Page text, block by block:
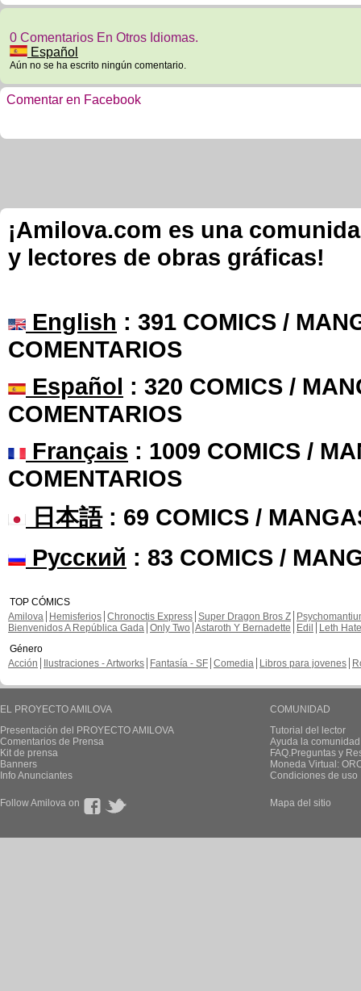
0 Comentarios En Otros Idiomas.
Español
Aún no se ha escrito ningún comentario.
Comentar en Facebook
¡Amilova.com es una
y lectores de obras gráficas!
English : 391 COMICS /
COMENTARIOS
Español : 320 COMICS /
COMENTARIOS
Français : 1009 COMICS /
COMENTARIOS
日本語: 69 COMICS /
Русский : 83 COMICS /
TOP CÓMICS
Amilova
Hemisferios Chronoctis Express Super Dragon Bros Z
Bienvenidos A República Gada Only Two Astaroth Y Bernadette Edil
Leth Hate
Género
Acción
Ilustraciones - Artworks Fantasía - SF Comedia Libros para jovenes
EL PROYECTO AMILOVA
Presentación del PROYECTO AMILOVA
Comentarios de Prensa
Kit de prensa
Banners
Info Anunciantes
COMUNIDAD
Tutorial del lector
Ayuda la
FAQ.Preguntas y
Moneda Virtual:
Condiciones de uso
Follow Amilova on Mapa del sitio